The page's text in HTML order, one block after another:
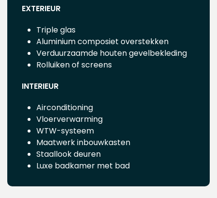
EXTERIEUR
Triple glas
Aluminium composiet overstekken
Verduurzaamde houten gevelbekleding
Rolluiken of screens
INTERIEUR
Airconditioning
Vloerverwarming
WTW-systeem
Maatwerk inbouwkasten
Staallook deuren
Luxe badkamer met bad